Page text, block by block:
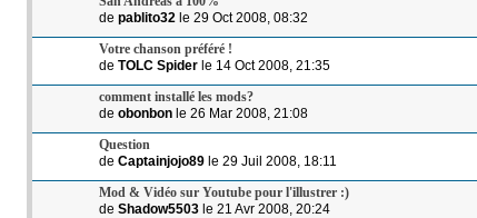
de pablito32 le 29 Oct 2008, 08:32
Votre chanson préféré !
de TOLC Spider le 14 Oct 2008, 21:35
comment installé les mods?
de obonbon le 26 Mar 2008, 21:08
Question
de Captainjojo89 le 29 Juil 2008, 18:11
Mod & Vidéo sur Youtube pour l'illustrer :)
de Shadow5503 le 21 Avr 2008, 20:24